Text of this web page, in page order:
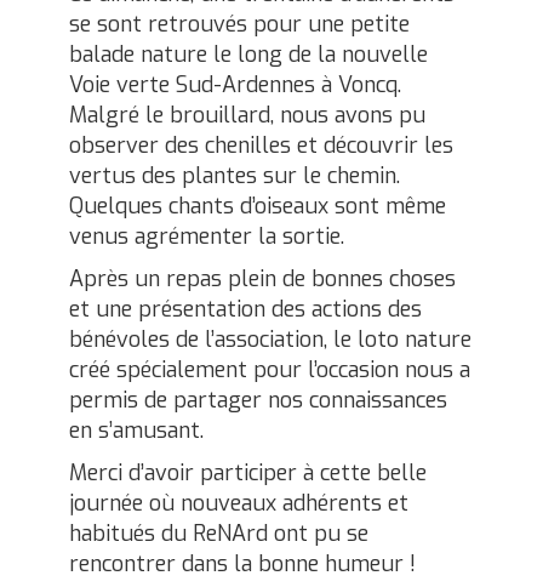
se sont retrouvés pour une petite
balade nature le long de la nouvelle
Voie verte Sud-Ardennes à Voncq.
Malgré le brouillard, nous avons pu
observer des chenilles et découvrir les
vertus des plantes sur le chemin.
Quelques chants d’oiseaux sont même
venus agrémenter la sortie.
Après un repas plein de bonnes choses
et une présentation des actions des
bénévoles de l’association, le loto nature
créé spécialement pour l’occasion nous a
permis de partager nos connaissances
en s’amusant.
Merci d’avoir participer à cette belle
journée où nouveaux adhérents et
habitués du ReNArd ont pu se
rencontrer dans la bonne humeur !